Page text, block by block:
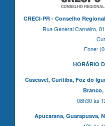
CRECI-PR - Conselho
Rua General Carneiro,
Fone:
HORÁRIO
Cascavel, Curitiba,Foz do
Branco,
08h30 às
Apucarana, Guarapuava,